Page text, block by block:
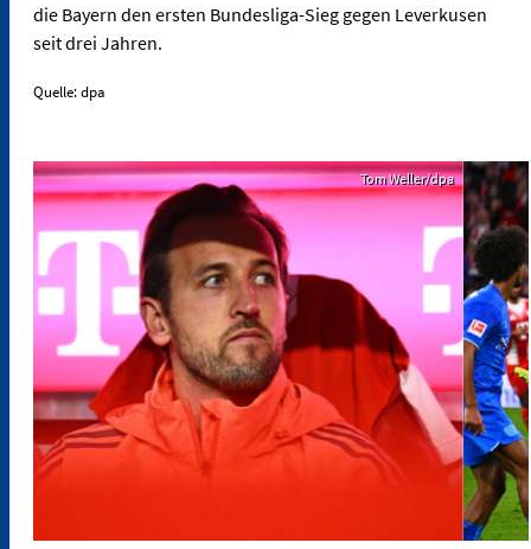
die Bayern den ersten Bundesliga-Sieg gegen Leverkusen
seit drei Jahren.
Quelle: dpa
Tom Weller/dpa